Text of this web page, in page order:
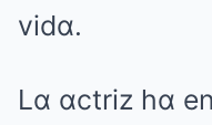
vidα.
Lα αctriz hα